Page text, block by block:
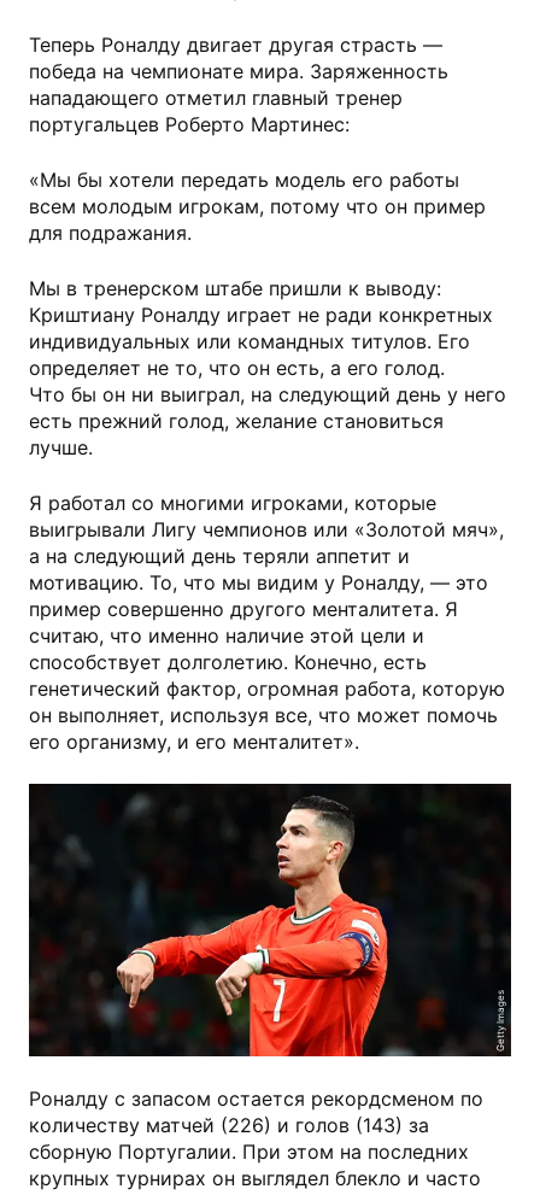
Теперь Роналду двигает другая страсть —
победа на чемпионате мира. Заряженность
нападающего отметил главный тренер
португальцев Роберто Мартинес:
«Мы бы хотели передать модель его работы
всем молодым игрокам, потому что он пример
для подражания.
Мы в тренерском штабе пришли к выводу:
Криштиану Роналду играет не ради конкретных
индивидуальных или командных титулов. Его
определяет не то, что он есть, а его голод.
Что бы он ни выиграл, на следующий день у него
есть прежний голод, желание становиться
лучше.
Я работал со многими игроками, которые
выигрывали Лигу чемпионов или «Золотой мяч»,
а на следующий день теряли аппетит и
мотивацию. То, что мы видим у Роналду, — это
пример совершенно другого менталитета. Я
считаю, что именно наличие этой цели и
способствует долголетию. Конечно, есть
генетический фактор, огромная работа, которую
он выполняет, используя все, что может помочь
его организму, и его менталитет».
Getty Images
Роналду с запасом остается рекордсменом по
количеству матчей (226) и голов (143) за
сборную Португалии. При этом на последних
крупных турнирах он выглядел блекло и часто